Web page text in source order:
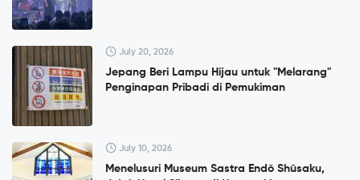
July 20, 2026
Jepang Beri Lampu Hijau untuk "Melarang"
Penginapan Pribadi di Pemukiman
July 10, 2026
Menelusuri Museum Sastra Endō Shūsaku,